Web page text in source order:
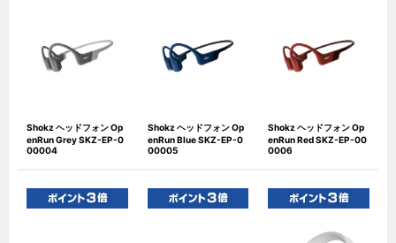
Shokz ヘッドフォン Op
enRun Grey SKZ-EP-0
00004
Shokz ヘッドフォン Op
enRun Blue SKZ-EP-0
00005
Shokz ヘッドフォン Op
enRun Red SKZ-EP-00
0006